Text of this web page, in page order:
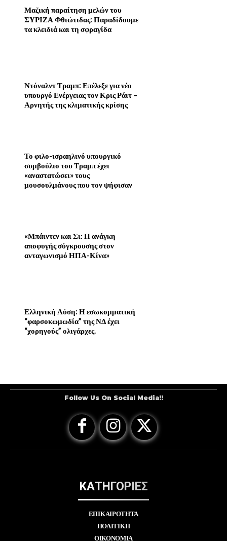
Μαζική παραίτηση μελών του
ΣΥΡΙΖΑ Φθιώτιδας: Παραδίδουμε
τα κλειδιά και τη σφραγίδα
Ντόναλντ Τραμπ: Επέλεξε για νέο
υπουργό Ενέργειας τον Κρις Ράιτ –
Αρνητής της κλιματικής κρίσης
Το φιλο-ισραηλινό υπουργικό
συμβούλιο του Τραμπ έχει
«αναστατώσει» τους
μουσουλμάνους που τον ψήφισαν
«Μπάιντεν και Σι: Η ανάγκη
αποφυγής σύγκρουσης στον
ανταγωνισμό ΗΠΑ-Κίνα»
Ελληνική Λύση: Η εσωκομματική
“φαρσοκωμωδία” της ΝΔ έχει
“χορηγούς” ολιγάρχες.
Follow Us On Social Media!!
ΚΑΤΗΓΟΡΙΕΣ
ΕΠΙΚΑΙΡΟΤΗΤΑ
ΠΟΛΙΤΙΚΗ
ΟΙΚΟΝΟΜΙΑ